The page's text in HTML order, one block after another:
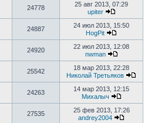
24778
25 авг 2013, 07:29
upiter
24887
24 июл 2013, 15:50
HogPit
24920
22 июл 2013, 12:08
nwman
25542
18 мар 2013, 22:28
Николай Третьяков
24263
14 мар 2013, 12:15
Михалыч
27535
25 фев 2013, 17:26
andrey2004